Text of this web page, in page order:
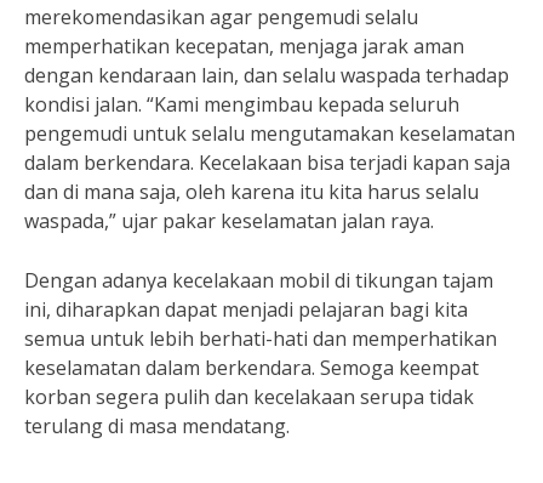
merekomendasikan agar pengemudi selalu
memperhatikan kecepatan, menjaga jarak aman
dengan kendaraan lain, dan selalu waspada terhadap
kondisi jalan. “Kami mengimbau kepada seluruh
pengemudi untuk selalu mengutamakan keselamatan
dalam berkendara. Kecelakaan bisa terjadi kapan saja
dan di mana saja, oleh karena itu kita harus selalu
waspada,” ujar pakar keselamatan jalan raya.
Dengan adanya kecelakaan mobil di tikungan tajam
ini, diharapkan dapat menjadi pelajaran bagi kita
semua untuk lebih berhati-hati dan memperhatikan
keselamatan dalam berkendara. Semoga keempat
korban segera pulih dan kecelakaan serupa tidak
terulang di masa mendatang.